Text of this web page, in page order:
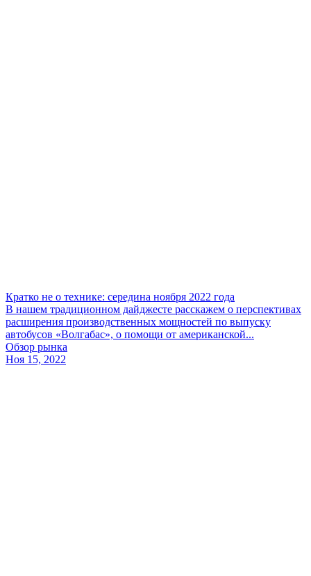
Кратко не о технике: середина ноября 2022 года
В нашем традиционном дайджесте расскажем о перспективах
расширения производственных мощностей по выпуску
автобусов «Волгабас», о помощи от американской...
Обзор рынка
Ноя 15, 2022